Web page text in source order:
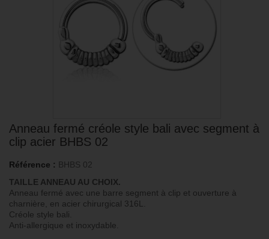
Anneau fermé créole style bali avec segment à
clip acier BHBS 02
Référence : BHBS 02
TAILLE ANNEAU AU CHOIX.
Anneau fermé avec une barre segment à clip et ouverture à
charnière, en acier chirurgical 316L.
Créole style bali.
Anti-allergique et inoxydable.